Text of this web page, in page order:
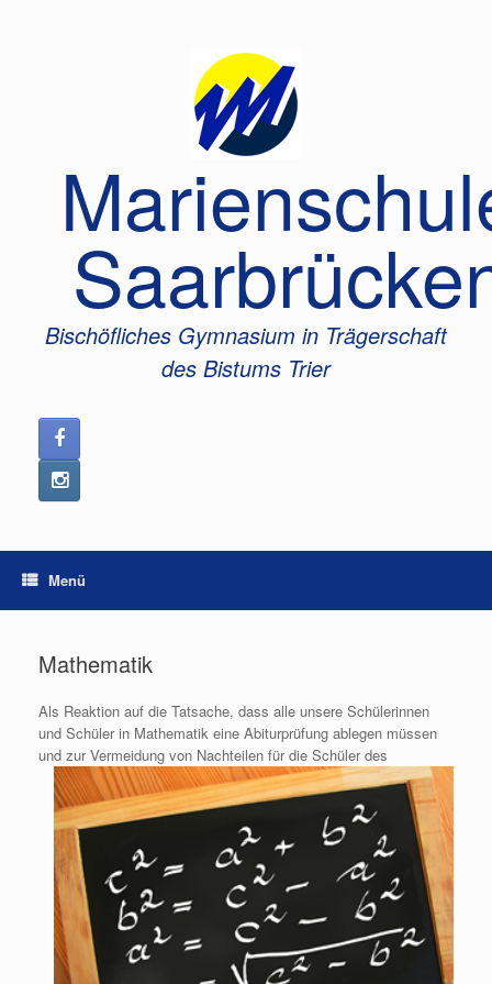
Bischöfliches Gymnasium in Trägerschaft
des Bistums Trier
Menü
Mathematik
Als Reaktion auf die Tatsache, dass alle unsere Schülerinnen
und Schüler in Mathematik eine Abiturprüfung ablegen müssen
und zur Vermeidung von Nachteilen für die Schüler des